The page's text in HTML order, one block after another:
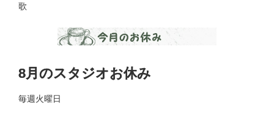
歌
8月のスタジオお休み
毎週火曜日